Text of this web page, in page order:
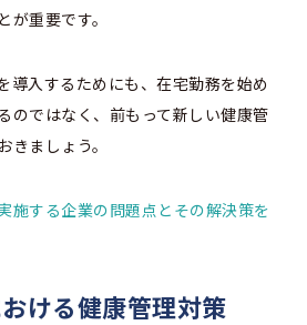
重要です。
導入するためにも、在宅勤務を始め
のではなく、前もって新しい健康管
ましょう。
施する企業の問題点とその解決策を
ける健康管理対策